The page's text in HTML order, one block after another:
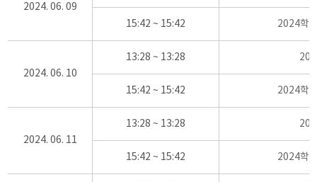
2024. 06. 09
15:42 ~ 15:42 2024학
2024. 06. 10
13:28 ~ 13:28
15:42 ~ 15:42 2024학
2024. 06. 11
13:28 ~ 13:28
15:42 ~ 15:42 2024학